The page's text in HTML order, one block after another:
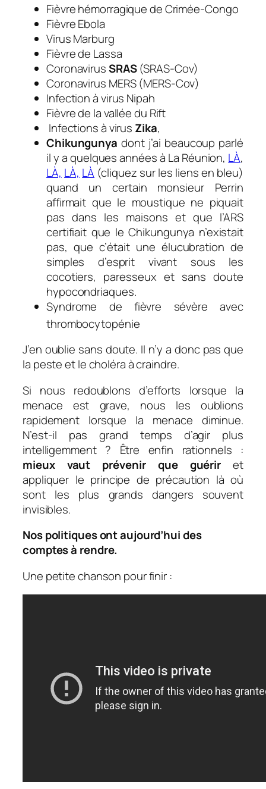
Fièvre hémorragique de Crimée-Congo
Fièvre Ebola
Virus Marburg
Fièvre de Lassa
CoronavirusSRAS(SRAS-Cov)
Coronavirus MERS (MERS-Cov)
Infection à virus Nipah
Fièvre de la vallée du Rift
Infections à virus Zika,
Chikungunya dont j’ai beaucoup parlé
il y a quelques années à La Réunion, LÀ,
LÀ, LÀ, LÀ (cliquez sur les liens en bleu)
quand un certain monsieur Perrin
affirmait que le moustique ne piquait
pas dans les maisons et que l’ARS
certifiait que le Chikungunya n’existait
pas, que c’était une élucubration de
simples d’esprit vivant sous les
cocotiers, paresseux et sans doute
hypocondriaques.
Syndrome de fièvre sévère avec
thrombocytopénie
J’en oublie sans doute. Il n’y a donc pas que
la peste et le choléra à craindre.
Si nous redoublons d’efforts lorsque la
menace est grave, nous les oublions
rapidement lorsque la menace diminue.
N’est-il pas grand temps d’agir plus
intelligemment ? Être enfin rationnels :
mieux vaut prévenir que guérir et
appliquer le principe de précaution là où
sont les plus grands dangers souvent
invisibles.
Nos politiques ont aujourd’hui des
comptes à rendre.
Une petite chanson pour finir :